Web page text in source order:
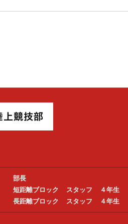
部長
短距離ブロック
スタッフ ４年生
長距離ブロック
スタッフ ４年生